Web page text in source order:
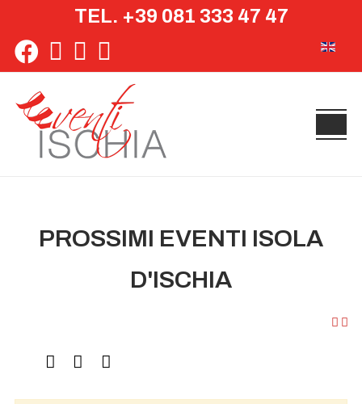
TEL. +39 081 333 47 47
PROSSIMI EVENTI ISOLA
D'ISCHIA